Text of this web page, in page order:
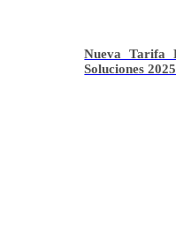
Nueva Tarifa
Soluciones 2025